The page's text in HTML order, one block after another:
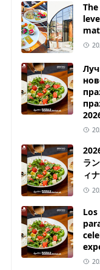
ラ
ィ